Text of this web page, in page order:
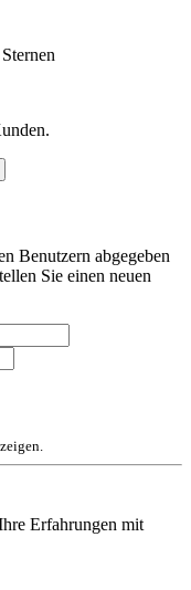
Benutzern abgegeben
Sie einen neuen
Erfahrungen mit